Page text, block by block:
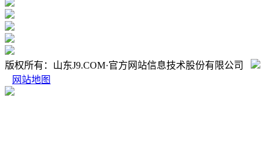
版权所有：山东J9.COM·官方网站信息技术股份有限公司
网站地图